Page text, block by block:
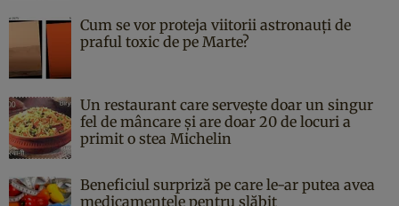
Cum se vor proteja viitorii astronauți de
praful toxic de pe Marte?
Un restaurant care servește doar un singur
fel de mâncare și are doar 20 de locuri a
primit o stea Michelin
Beneficiul surpriză pe care le-ar putea avea
medicamentele pentru slăbit